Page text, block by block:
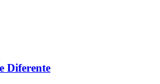
Diferente